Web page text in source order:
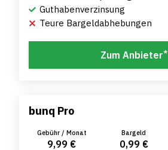
Guthabenverzinsung
Teure Bargeldabhebungen
Zum Anbieter*
bunq Pro
Gebühr / Monat
9,99 €
Bargeld
0,99 €